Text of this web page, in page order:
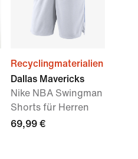
Recyclingmaterialien
Dallas Mavericks
Nike NBA Swingman
Shorts für Herren
69,99 €